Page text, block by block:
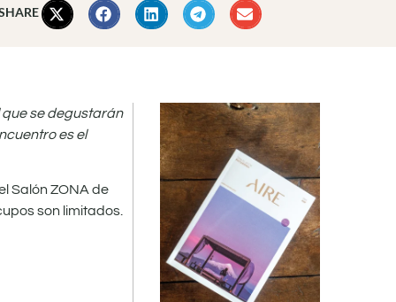
se degustarán
es el
Salón ZONA de
son limitados.